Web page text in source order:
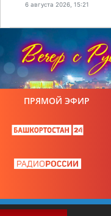
6 августа 2026, 15:21
ПРЯМОЙ ЭФИР